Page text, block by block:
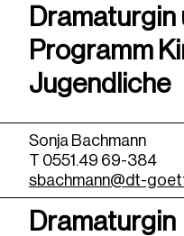
Dramaturgin
Programm
Jugendliche
Sonja Bachmann
T 0551.49 69-384
sbachmann@dt-
Dramaturgin